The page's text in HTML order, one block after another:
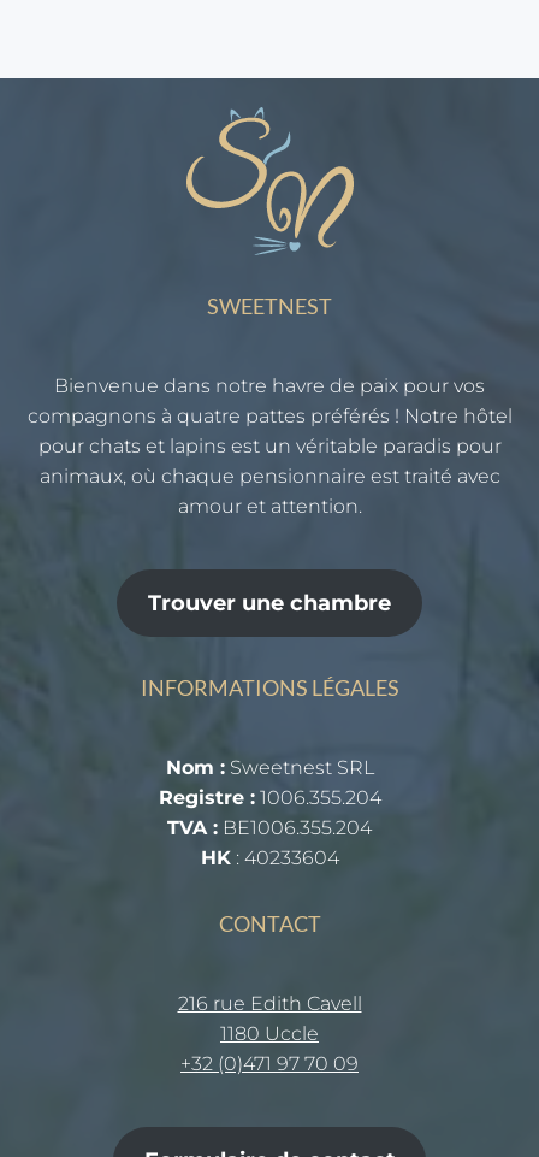
SWEETNEST
Bienvenue dans notre havre de paix pour vos
compagnons à quatre pattes préférés ! Notre hôtel
pour chats et lapins est un véritable paradis pour
animaux, où chaque pensionnaire est traité avec
amour et attention.
Trouver une chambre
INFORMATIONS LÉGALES
Nom :Sweetnest SRL
Registre :1006.355.204
TVA : BE1006.355.204
HK: 40233604
CONTACT
216 rue Edith Cavell
1180 Uccle
+32 (0)471 97 70 09